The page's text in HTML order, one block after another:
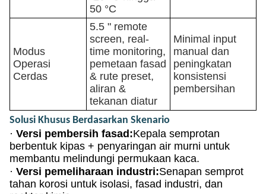
50 °C
Modus
Operasi
Cerdas
5.5 " remote
screen, real-
time monitoring,
pemetaan fasad
& rute preset,
aliran &
tekanan diatur
Minimal input
manual dan
peningkatan
konsistensi
pembersihan
Solusi Khusus Berdasarkan Skenario
· Versi pembersih fasad:Kepala semprotan
berbentuk kipas + penyaringan air murni untuk
membantu melindungi permukaan kaca.
· Versi pemeliharaan industri:Senapan semprot
tahan korosi untuk isolasi, fasad industri, dan